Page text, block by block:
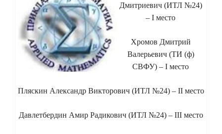
Дмитриевич (ИТЛ №24)
– I место
Хромов Дмитрий
Валерьевич (ТИ (ф)
СВФУ) – I место
Пляскин Александр Викторович (ИТЛ №24) – II место
Давлетбердин Амир Радикович (ИТЛ №24) – III место